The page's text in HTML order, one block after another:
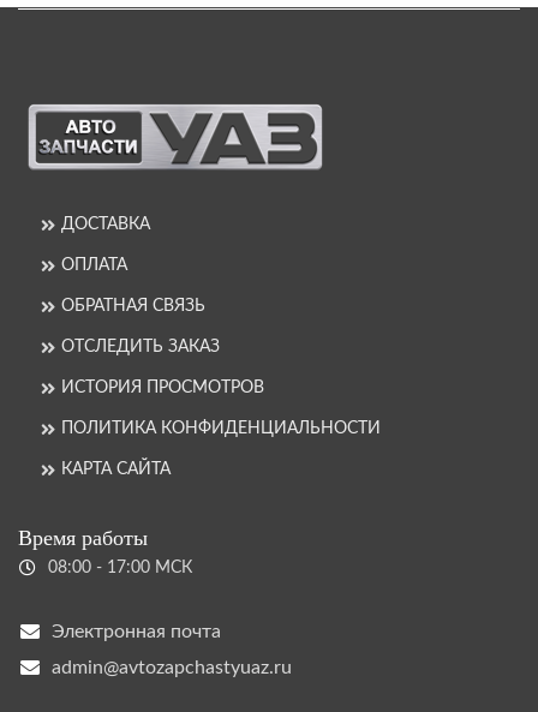
ДОСТАВКА
ОПЛАТА
ОБРАТНАЯ СВЯЗЬ
ОТСЛЕДИТЬ ЗАКАЗ
ИСТОРИЯ ПРОСМОТРОВ
ПОЛИТИКА КОНФИДЕНЦИАЛЬНОСТИ
КАРТА САЙТА
Время работы
08:00 - 17:00 МСК
Электронная почта
admin@avtozapchastyuaz.ru